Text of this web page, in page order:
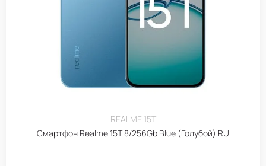
REALME 15T
Смартфон Realme 15T 8/256Gb Blue (Голубой) RU